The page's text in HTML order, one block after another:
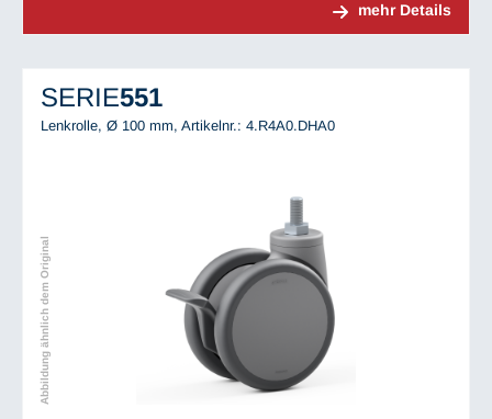
mehr Details
SERIE551
Lenkrolle, Ø 100 mm, Artikelnr.: 4.R4A0.DHA0
Abbildung ähnlich dem Original